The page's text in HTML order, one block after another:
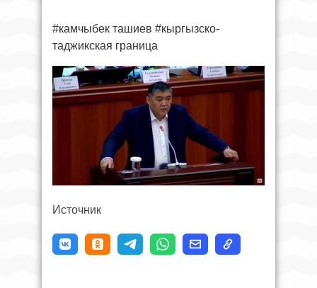
#камчыбек ташиев #кыргызско-
таджикская граница
Источник